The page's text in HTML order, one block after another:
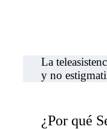
La
y no
¿Por qué